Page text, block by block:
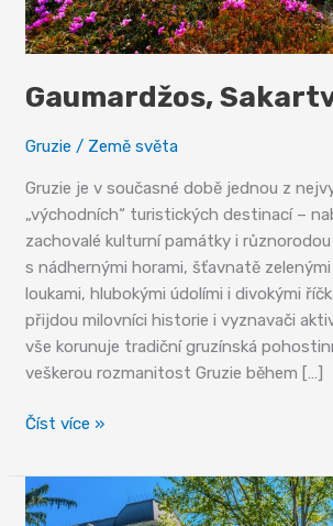
Gaumardžos,
Gruzie / Země světa
Gruzie je v současné době jednou z
„východních“ turistických destinací –
zachovalé kulturní památky i různorodou
s nádhernými horami, šťavnatě zelenými
loukami, hlubokými údolími i divokými
přijdou milovníci historie i vyznavači
vše korunuje tradiční gruzínská
veškerou rozmanitost Gruzie během […]
Gaumardžos,
Číst více »